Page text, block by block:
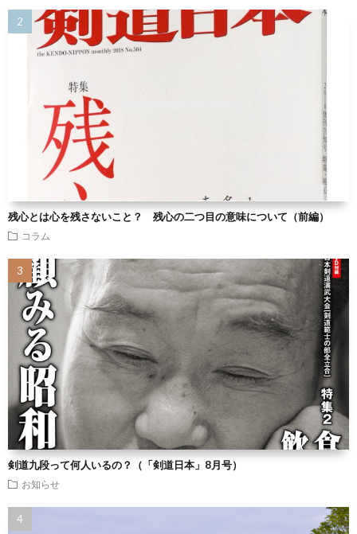
残心とは心を残さないこと？ 残心の二つ目の意味について（前編）
コラム
剣道九段って何人いるの？（「剣道日本」8月号）
お知らせ